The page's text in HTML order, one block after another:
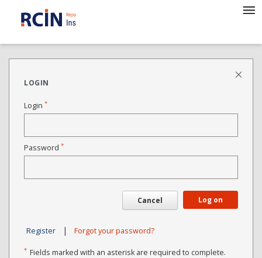
LOGIN
Login *
Password *
Cancel Log on
Register | Forgot your password?
* Fields marked with an asterisk are required to complete.